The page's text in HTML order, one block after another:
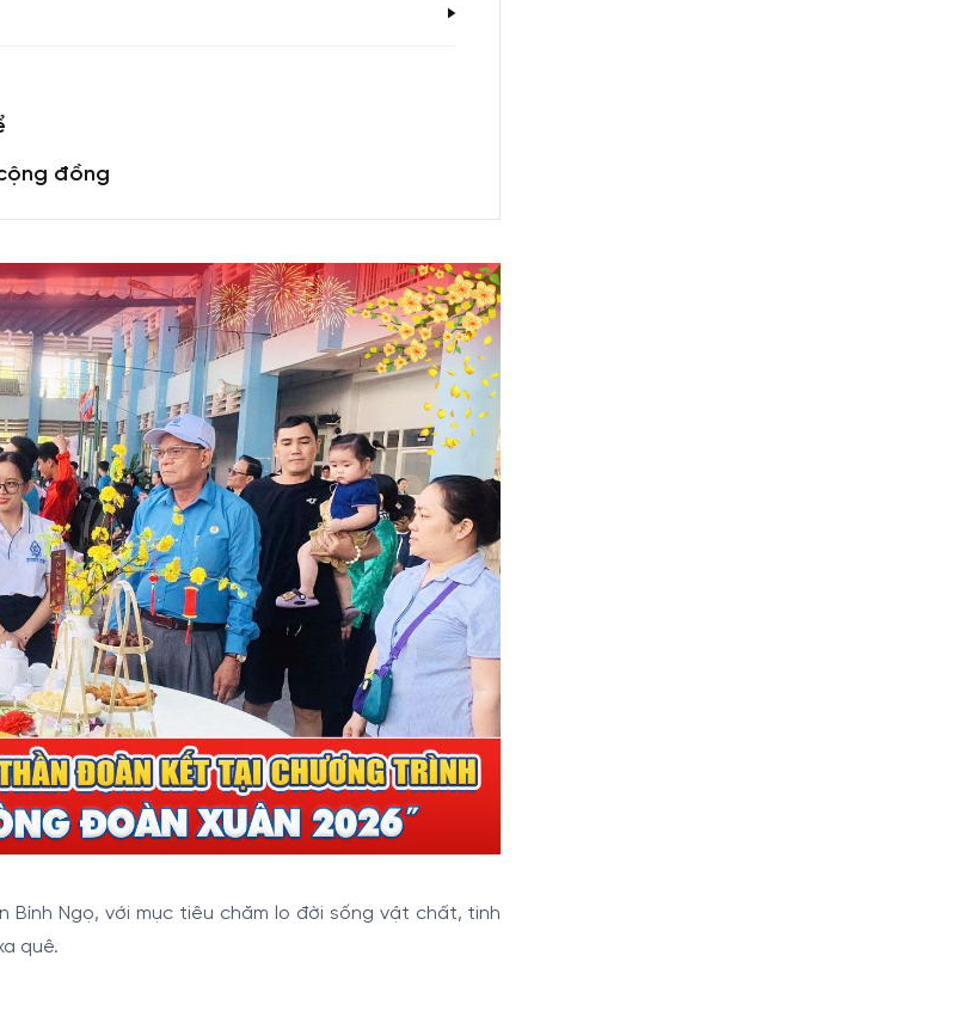
đồng
Ngọ, với mục tiêu chăm lo đời sống vật chất, tinh
quê.